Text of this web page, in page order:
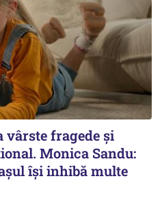
vârste fragede și
Monica Sandu:
își inhibă multe